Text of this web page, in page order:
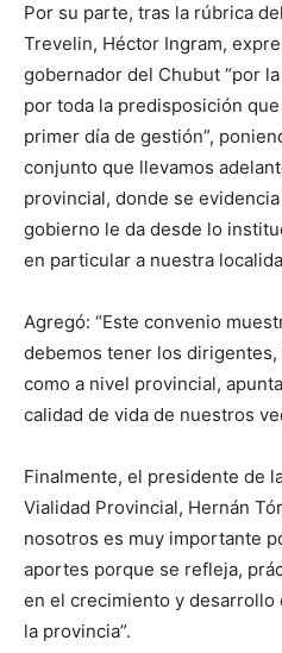
Por su parte, tras la rúbrica
Trevelin, Héctor Ingram,
gobernador del Chubut “por
por toda la predisposición
primer día de gestión”,
conjunto que llevamos
provincial, donde se
gobierno le da desde lo
en particular a nuestra
Agregó: “Este convenio
debemos tener los
como a nivel provincial,
calidad de vida de nuestros
Finalmente, el presidente de
Vialidad Provincial, Hernán
nosotros es muy importante
aportes porque se refleja,
en el crecimiento y desarrollo
la provincia”.